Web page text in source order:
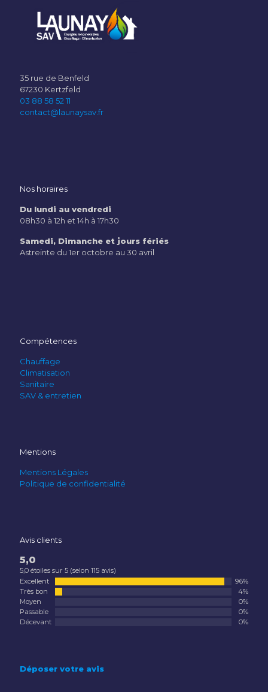
35 rue de Benfeld
67230 Kertzfeld
03 88 58 52 11
contact@launaysav.fr
Nos horaires
Du lundi au vendredi
08h30 à 12h et 14h à 17h30
Samedi, Dimanche et jours fériés
Astreinte du 1er octobre au 30 avril
Compétences
Chauffage
Climatisation
Sanitaire
SAV & entretien
Mentions
Mentions Légales
Politique de confidentialité
Avis clients
5,0
5,0 étoiles sur 5 (selon 115 avis)
Excellent
96%
Très bon
4%
Moyen
0%
Passable
0%
Décevant
0%
Déposer votre avis